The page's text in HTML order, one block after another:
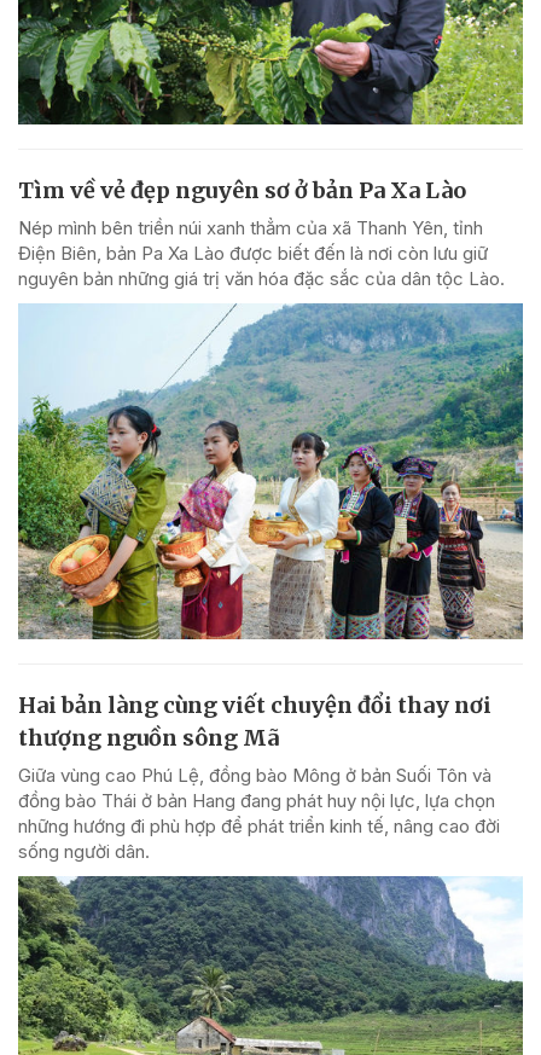
Tìm về vẻ đẹp nguyên sơ ở bản Pa Xa Lào
Nép mình bên triền núi xanh thẳm của xã Thanh Yên, tỉnh
Điện Biên, bản Pa Xa Lào được biết đến là nơi còn lưu giữ
nguyên bản những giá trị văn hóa đặc sắc của dân tộc Lào.
Hai bản làng cùng viết chuyện đổi thay nơi
thượng nguồn sông Mã
Giữa vùng cao Phú Lệ, đồng bào Mông ở bản Suối Tôn và
đồng bào Thái ở bản Hang đang phát huy nội lực, lựa chọn
những hướng đi phù hợp để phát triển kinh tế, nâng cao đời
sống người dân.